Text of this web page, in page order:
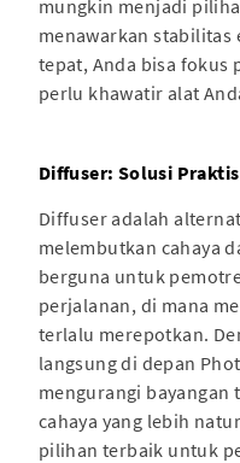
mungkin menjadi
menawarkan stabilitas
tepat, Anda bisa fokus
perlu khawatir alat
Diffuser: Solusi
Diffuser adalah
melembutkan cahaya
berguna untuk
perjalanan, di mana
terlalu merepotkan.
langsung di depan
mengurangi bayangan
cahaya yang lebih
pilihan terbaik untuk